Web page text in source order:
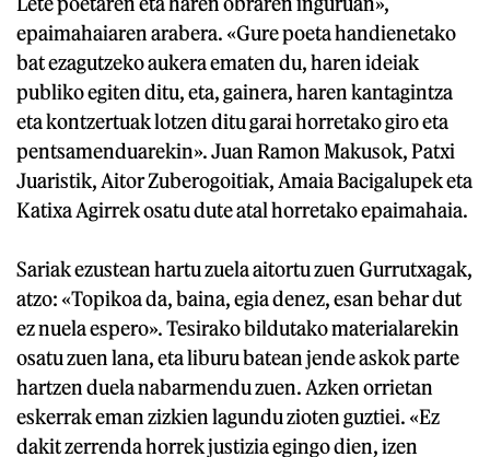
epaimahaiaren arabera. «Gure poeta handienetako
bat ezagutzeko aukera ematen du, haren ideiak
publiko egiten ditu, eta, gainera, haren kantagintza
eta kontzertuak lotzen ditu garai horretako giro eta
pentsamenduarekin». Juan Ramon Makusok, Patxi
Juaristik, Aitor Zuberogoitiak, Amaia Bacigalupek eta
Katixa Agirrek osatu dute atal horretako epaimahaia.
Sariak ezustean hartu zuela aitortu zuen Gurrutxagak,
atzo: «Topikoa da, baina, egia denez, esan behar dut
ez nuela espero». Tesirako bildutako materialarekin
osatu zuen lana, eta liburu batean jende askok parte
hartzen duela nabarmendu zuen. Azken orrietan
eskerrak eman zizkien lagundu zioten guztiei. «Ez
dakit zerrenda horrek justizia egingo dien, izen